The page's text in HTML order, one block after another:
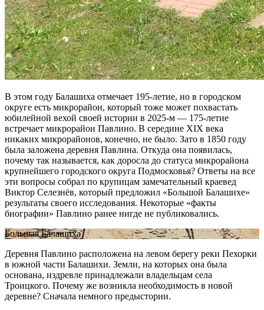
В этом году Балашиха отмечает 195-летие, но в городском
округе есть микрорайон, который тоже может похвастать
юбилейной вехой своей истории в 2025-м — 175-летие
встречает микрорайон Павлино. В середине XIX века
никаких микрорайонов, конечно, не было. Зато в 1850 году
была заложена деревня Павлина. Откуда она появилась,
почему так называется, как доросла до статуса микрорайона
крупнейшего городского округа Подмосковья? Ответы на все
эти вопросы собрал по крупицам замечательный краевед
Виктор Селезнёв, который предложил «Большой Балашихе»
результаты своего исследования. Некоторые «факты
биографии» Павлино ранее нигде не публиковались.
Большая Балашиха
Деревня Павлино расположена на левом берегу реки Пехорки
в южной части Балашихи. Земли, на которых она была
основана, издревле принадлежали владельцам села
Троицкого. Почему же возникла необходимость в новой
деревне? Сначала немного предыстории.